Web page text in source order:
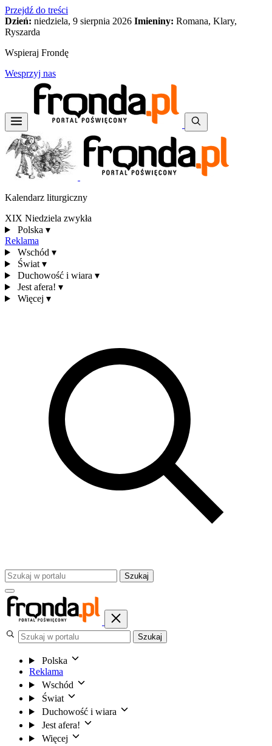
Przejdź do treści
Dzień: niedziela, 9 sierpnia 2026 Imieniny: Romana, Klary,
Ryszarda
Wspieraj Frondę
Wesprzyj nas
Kalendarz liturgiczny
XIX Niedziela zwykła
Polska ▾
Reklama
Wschód ▾
Świat ▾
Duchowość i wiara ▾
Jest afera! ▾
Więcej ▾
Szukaj
Szukaj
Polska
Reklama
Wschód
Świat
Duchowość i wiara
Jest afera!
Więcej